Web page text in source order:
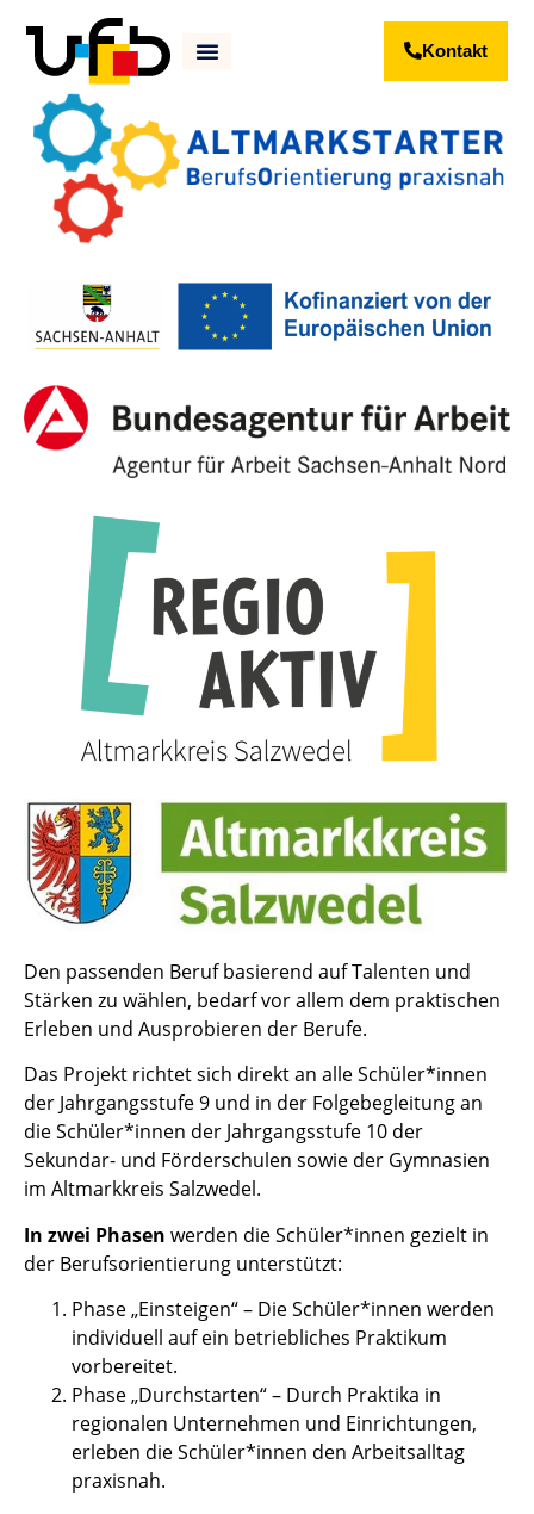
Kontakt
Den passenden Beruf basierend auf Talenten und
Stärken zu wählen, bedarf vor allem dem praktischen
Erleben und Ausprobieren der Berufe.
Das Projekt richtet sich direkt an alle Schüler*innen
der Jahrgangsstufe 9 und in der Folgebegleitung an
die Schüler*innen der Jahrgangsstufe 10 der
Sekundar- und Förderschulen sowie der Gymnasien
im Altmarkkreis Salzwedel.
In zwei Phasen werden die Schüler*innen gezielt in
der Berufsorientierung unterstützt:
Phase „Einsteigen“ – Die Schüler*innen werden
individuell auf ein betriebliches Praktikum
vorbereitet.
Phase „Durchstarten“ – Durch Praktika in
regionalen Unternehmen und Einrichtungen,
erleben die Schüler*innen den Arbeitsalltag
praxisnah.